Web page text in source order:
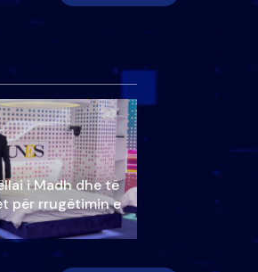
i Madh dhe të
për rrugëtimin e